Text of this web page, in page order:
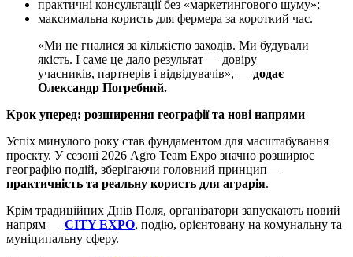
практичні консультації без «маркетингового шуму»;
максимальна користь для фермера за короткий час.
«Ми не гналися за кількістю заходів. Ми будували
якість. І саме це дало результат — довіру
учасників, партнерів і відвідувачів», — додає
Олександр Погребний.
Крок уперед: розширення географії та нові напрями
Успіх минулого року став фундаментом для масштабування
проєкту. У сезоні 2026 Agro Team Expo значно розширює
географію подій, зберігаючи головний принцип —
практичність та реальну користь для аграрія.
Крім традиційних Днів Поля, організатори запускають новий
напрям — CITY EXPO, подію, орієнтовану на комунальну та
муніципальну сферу.